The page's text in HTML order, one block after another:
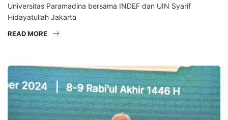
Universitas Paramadina bersama INDEF dan UIN Syarif
Hidayatullah Jakarta
READ MORE